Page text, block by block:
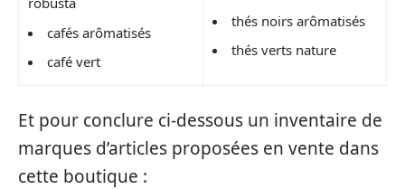
cafés arômatisés
café vert
thés noirs arômatisés
thés verts nature
Et pour conclure ci-dessous un inventaire de
marques d’articles proposées en vente dans
cette boutique :